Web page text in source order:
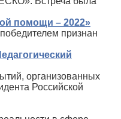
помощи – 2022»
признан
организованных
Российской